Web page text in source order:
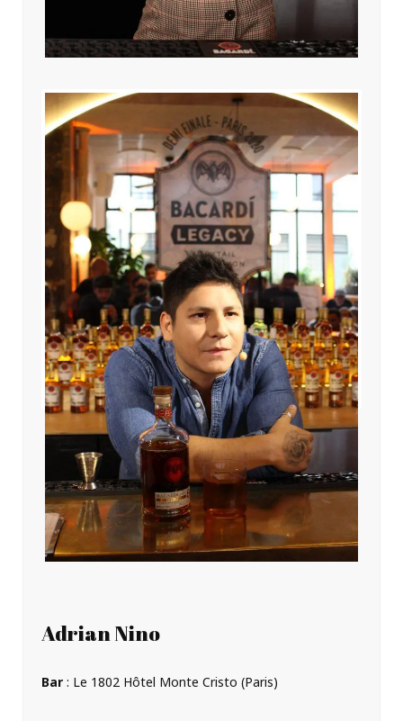
Adrian Nino
Bar : Le 1802 Hôtel Monte Cristo (Paris)